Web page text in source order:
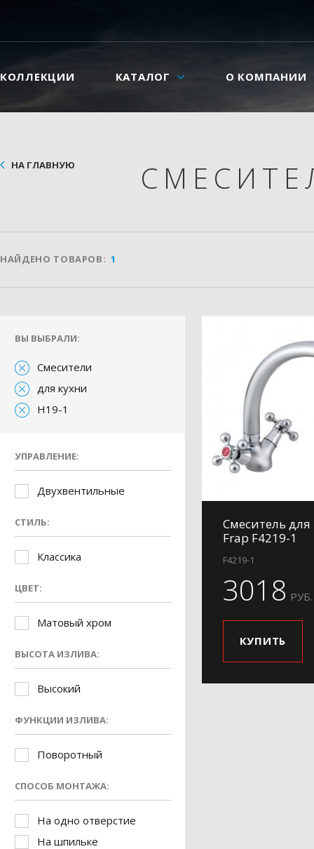
КОЛЛЕКЦИИ КАТАЛОГ О КОМПАНИИ
НА ГЛАВНУЮ
НАЙДЕНО ТОВАРОВ: 1
ВЫ ВЫБРАЛИ:
Смесители
для кухни
H19-1
УПРАВЛЕНИЕ:
Двухвентильные
СТИЛЬ:
Классика
ЦВЕТ:
Матовый хром
ВЫСОТА ИЗЛИВА:
Высокий
ФУНКЦИИ ИЗЛИВА:
Поворотный
СПОСОБ МОНТАЖА:
На одно отверстие
На шпильке
Смеситель для
Frap F4219-1
F4219-1
3018 РУБ.
КУПИТЬ